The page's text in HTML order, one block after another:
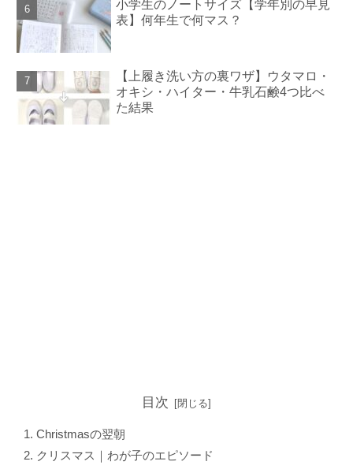
小学生のノートサイズ【学年別の早見
表】何年生で何マス？
【上履き洗い方の裏ワザ】ウタマロ・
オキシ・ハイター・牛乳石鹸4つ比べ
た結果
目次
Christmasの翌朝
クリスマス｜わが子のエピソード